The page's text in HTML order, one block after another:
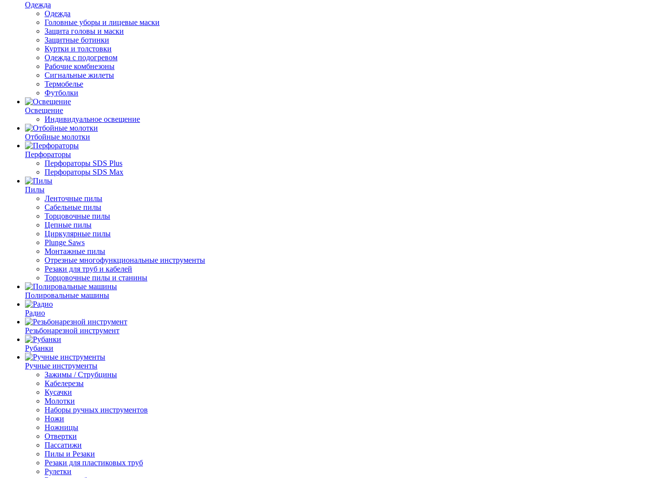
Одежда
Одежда
Головные уборы и лицевые маски
Защита головы и маски
Защитные ботинки
Куртки и толстовки
Одежда с подогревом
Рабочие комбнезоны
Сигнальные жилеты
Термобелье
Футболки
Освещение
Индивидуальное освещение
Отбойные молотки
Перфораторы
Перфораторы SDS Plus
Перфораторы SDS Max
Пилы
Ленточные пилы
Сабельные пилы
Торцовочные пилы
Цепные пилы
Циркулярные пилы
Plunge Saws
Монтажные пилы
Отрезные многофункциональные инструменты
Резаки для труб и кабелей
Торцовочные пилы и станины
Полировальные машины
Радио
Резьбонарезной инструмент
Рубанки
Ручные инструменты
Зажимы / Струбцины
Кабелерезы
Кусачки
Молотки
Наборы ручных инструментов
Ножи
Ножницы
Отвертки
Пассатижи
Пилы и Резаки
Резаки для пластиковых труб
Рулетки